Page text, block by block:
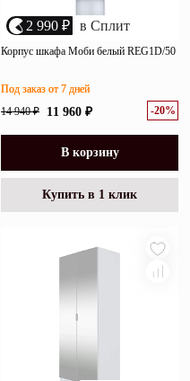
2 990 ₽ в Сплит
Корпус шкафа Моби белый REG1D/50
14 940 ₽ 11 960 ₽ -20%
Под заказ от 7 дней
В корзину
Купить в 1 клик